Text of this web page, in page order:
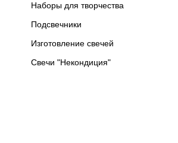
Наборы для творчества
Подсвечники
Изготовление свечей
Свечи "Некондиция"